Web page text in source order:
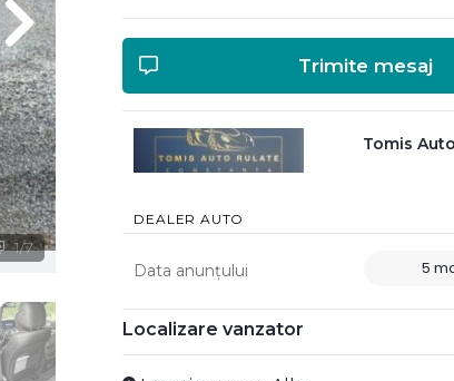
1/7
Trimite mesaj
DEALER AUTO
Tomis
Data anunțului 5
Localizare vanzator